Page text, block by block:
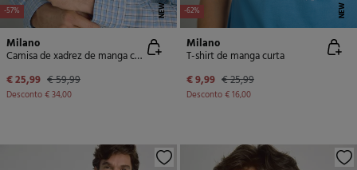
-57% NEW
Milano
Camisa de xadrez de manga comprida
€ 25,99 € 59,99
Desconto€ 34,00
-62% NEW
Milano
T-shirt de manga curta
€ 9,99 € 25,99
Desconto€ 16,00